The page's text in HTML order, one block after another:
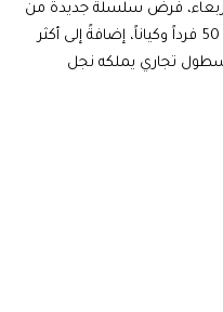
فرض سلسلة جديدة من
العقوبات على إيران، تستهدف أكثر من 50 فرداً وكياناً، إضافةً إلى أكثر
أسطول تجاري يملكه نجل